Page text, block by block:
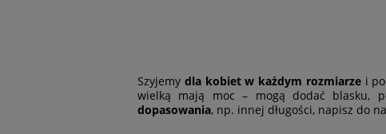
Szyjemy dla kobiet w każdym rozmiarzei
wielką mają moc – mogą dodać blasku,
dopasowania, np. innej długości, napisz do